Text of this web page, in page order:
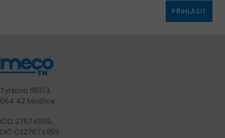
PŘIHLÁSIT
Tyršova 1183/3,
664 42 Modřice
IČO 27674959,
DIČ CZ27674959